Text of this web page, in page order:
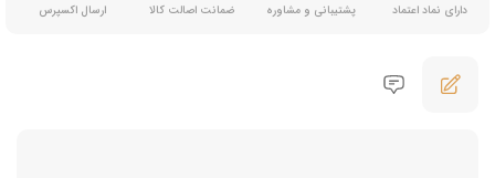
دارای نماد اعتماد پشتیبانی و مشاوره ضمانت اصالت کالا ارسال اکسپرس